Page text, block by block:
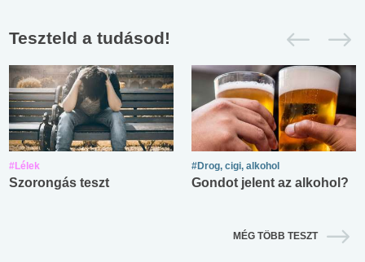
Teszteld a tudásod!
#Lélek
Szorongás teszt
#Drog, cigi, alkohol
Gondot jelent az alkohol?
MÉG TÖBB TESZT